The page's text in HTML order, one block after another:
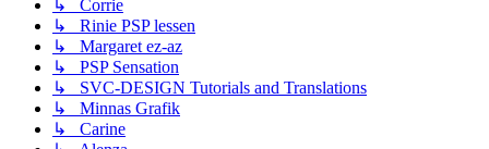
↳ Corrie
↳ Rinie PSP lessen
↳ Margaret ez-az
↳ PSP Sensation
↳ SVC-DESIGN Tutorials and Translations
↳ Minnas Grafik
↳ Carine